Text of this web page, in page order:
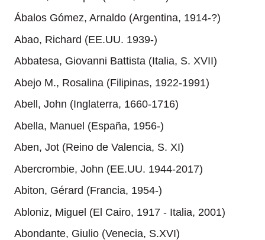
Ábalos Gómez, Arnaldo (Argentina, 1914-?)
Abao, Richard (EE.UU. 1939-)
Abbatesa, Giovanni Battista (Italia, S. XVII)
Abejo M., Rosalina (Filipinas, 1922-1991)
Abell, John (Inglaterra, 1660-1716)
Abella, Manuel (España, 1956-)
Aben, Jot (Reino de Valencia, S. XI)
Abercrombie, John (EE.UU. 1944-2017)
Abiton, Gérard (Francia, 1954-)
Abloniz, Miguel (El Cairo, 1917 - Italia, 2001)
Abondante, Giulio (Venecia, S.XVI)